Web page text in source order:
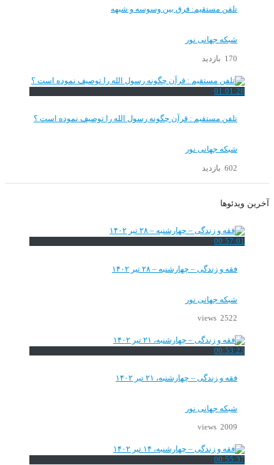
تلفن مستقیم: فرق بین وسوسه و شبهه
شبکه جهانی نور
170 بازدید
01:01:28
تلفن مستقیم : قرآن چگونه رسول الله را توصیف نموده است ؟
شبکه جهانی نور
602 بازدید
آخرین ویدئوها
00:57:01
فقه و زندگی – چهارشنبه – ۲۸ تیر ۱۴۰۲
شبکه جهانی نور
2522 views
00:53:23
فقه و زندگی – چهارشنبه، ۲۱ تیر ۱۴۰۲
شبکه جهانی نور
2009 views
00:55:37